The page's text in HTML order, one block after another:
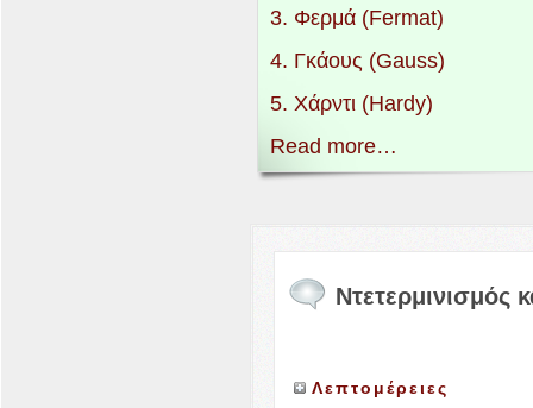
3. Φερμά (Fermat)
4. Γκάους (Gauss)
5. Χάρντι (Hardy)
Read more…
Ντετερμινισμός
Λεπτομέρειες